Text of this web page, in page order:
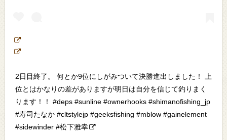
2日目終了。 何とか9位にしがみついて決勝進出しました！ 上
位とはかなりの差がありますが明日は自分を信じて釣りまく
ります！！ #deps #sunline #ownerhooks #shimanofishing_jp
#寿司たなか #cltstylejp #geeksfishing #mblow #gainelement
#sidewinder #松下雅幸